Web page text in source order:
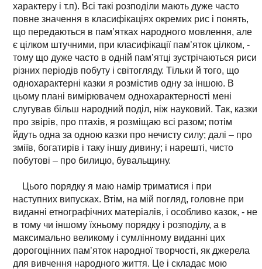
характеру і т.п). Всі такі розподіли мають дуже часто
повне значення в класифікаціях окремих рис і понять,
що передаються в пам’ятках народного мовлення, але
є цілком штучними, при класифікації пам’яток цілком, -
тому що дуже часто в одній пам’ятці зустрічаються риси
різних періодів побуту і світогляду. Тільки й того, що
однохарактерні казки я розмістив одну за іншою. В
цьому плані вимірювачем однохарактерності мені
слугував більш народний поділ, ніж науковий. Так, казки
про звірів, про птахів, я розміщаю всі разом; потім
йдуть одна за одною казки про нечисту силу; далі – про
зміїв, богатирів і таку іншу дивину; і нарешті, чисто
побутові – про билицю, бувальщину.
Цього порядку я маю намір триматися і при
наступних випусках. Втім, на мій погляд, головне при
виданні етнографічних матеріалів, і особливо казок, - не
в тому чи іншому їхньому порядку і розподілу, а в
максимально великому і сумлінному виданні цих
дорогоцінних пам’яток народної творчості, як джерела
для вивчення народного життя. Це і складає мою